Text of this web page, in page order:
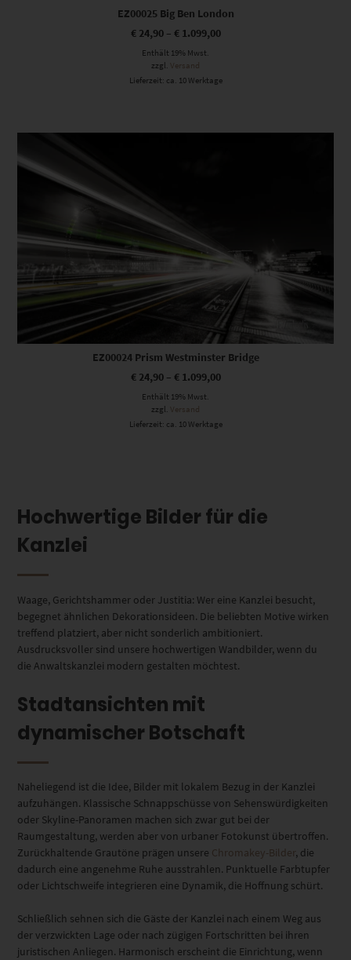
EZ00025 Big Ben London
€24,90– €1.099,00
Enthält 19% Mwst.
zzgl. Versand
Lieferzeit: ca. 10 Werktage
Dieses Produkt weist mehrere Varianten auf. Die Optionen können auf der Produktseite gewählt werden
EZ00024 Prism Westminster Bridge
€24,90– €1.099,00
Enthält 19% Mwst.
zzgl. Versand
Lieferzeit: ca. 10 Werktage
Hochwertige Bilder für die
Kanzlei
Waage, Gerichtshammer oder Justitia: Wer eine Kanzlei besucht,
begegnet ähnlichen Dekorationsideen. Die beliebten Motive wirken
treffend platziert, aber nicht sonderlich ambitioniert.
Ausdrucksvoller sind unsere hochwertigen Wandbilder, wenn du
die Anwaltskanzlei modern gestalten möchtest.
Stadtansichten mit
dynamischer Botschaft
Naheliegend ist die Idee, Bilder mit lokalem Bezug in der Kanzlei
aufzuhängen. Klassische Schnappschüsse von Sehenswürdigkeiten
oder Skyline-Panoramen machen sich zwar gut bei der
Raumgestaltung, werden aber von urbaner Fotokunst übertroffen.
Zurückhaltende Grautöne prägen unsere Chromakey-Bilder, die
dadurch eine angenehme Ruhe ausstrahlen. Punktuelle Farbtupfer
oder Lichtschweife integrieren eine Dynamik, die Hoffnung schürt.
Schließlich sehnen sich die Gäste der Kanzlei nach einem Weg aus
der verzwickten Lage oder nach zügigen Fortschritten bei ihren
juristischen Anliegen. Harmonisch erscheint die Einrichtung, wenn